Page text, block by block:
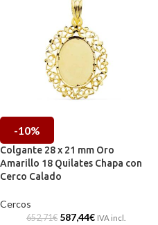
-10%
Colgante 28 x 21 mm Oro
Amarillo 18 Quilates Chapa con
Cerco Calado
Cercos
652,71€ 587,44€ IVA incl.